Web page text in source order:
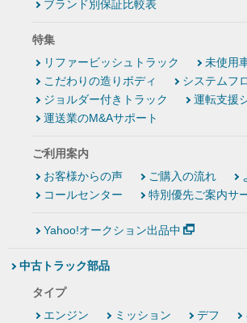
ブランド別保証比較表
特集
リファービッシュトラック
未使用
こだわりの造りボディ
システムフ
ジョルダー付きトラック
運転支援
運送業のM&Aサポート
ご利用案内
お客様からの声
ご購入の流れ
コールセンター
特別優先ご案内サ
Yahoo!オークション出品中
中古トラック部品
タイプ
エンジン
ミッション デフ